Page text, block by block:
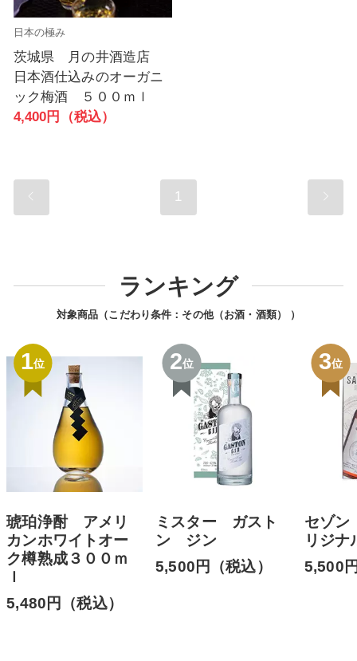
日本の極み
茨城県 月の井酒造店
日本酒仕込みのオーガニ
ック梅酒 ５００ｍｌ
4,400円（税込）
1
ランキング
対象商品（こだわり条件： その他（お酒・酒類） ）
1位
琥珀浄酎 アメリ
カンホワイトオー
ク樽熟成３００ｍ
ｌ
5,480円（税込）
2位
ミスター ガスト
ン ジン
5,500円（税込）
3位
セゾ
リジナ
5,500